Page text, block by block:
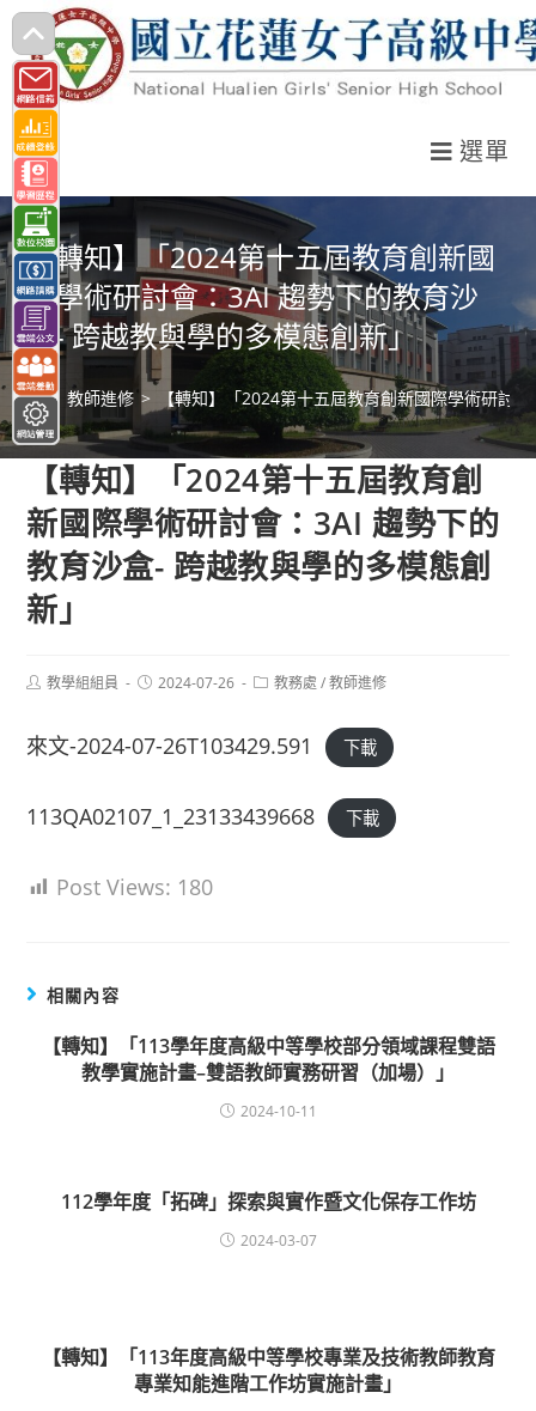
跳
轉
至
主
要
內
容
選單
【轉知】「2024第十五屆教育創新國
際學術研討會：3AI 趨勢下的教育沙
盒- 跨越教與學的多模態創新」
> 教師進修 > 【轉知】「2024第十五屆教育創新國際學術研討
【轉知】「2024第十五屆教育創
新國際學術研討會：3AI 趨勢下的
教育沙盒- 跨越教與學的多模態創
新」
Post教學組組員
Post2024-07-26
Post教務處 / 教師進修
來文-2024-07-26T103429.591 下載
113QA02107_1_23133439668 下載
Post Views: 180
相關內容
【轉知】「113學年度高級中等學校部分領域課程雙語
教學實施計畫–雙語教師實務研習（加場）」
2024-10-11
112學年度「拓碑」探索與實作暨文化保存工作坊
2024-03-07
【轉知】「113年度高級中等學校專業及技術教師教育
專業知能進階工作坊實施計畫」